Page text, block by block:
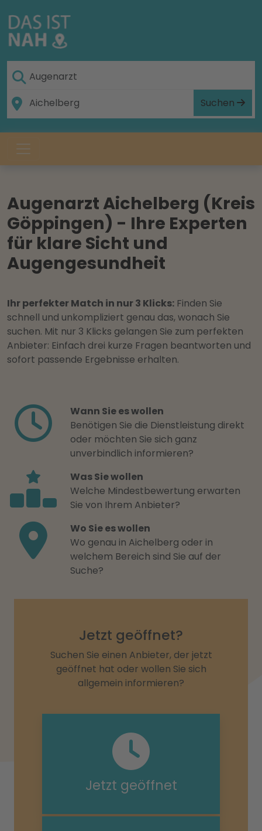
Suchen
Augenarzt Aichelberg (Kreis
Göppingen) - Ihre Experten
für klare Sicht und
Augengesundheit
Ihr perfekter Match in nur 3 Klicks: Finden Sie
schnell und unkompliziert genau das, wonach Sie
suchen. Mit nur 3 Klicks gelangen Sie zum perfekten
Anbieter: Einfach drei kurze Fragen beantworten und
sofort passende Ergebnisse erhalten.
Wann Sie es wollen
Benötigen Sie die Dienstleistung direkt
oder möchten Sie sich ganz
unverbindlich informieren?
Was Sie wollen
Welche Mindestbewertung erwarten
Sie von Ihrem Anbieter?
Wo Sie es wollen
Wo genau in Aichelberg oder in
welchem Bereich sind Sie auf der
Suche?
Jetzt geöffnet?
Suchen Sie einen Anbieter, der jetzt
geöffnet hat oder wollen Sie sich
allgemein informieren?
Jetzt geöffnet